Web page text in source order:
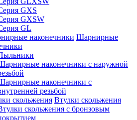
GXS
GXSW
GL
Шарнирные
наконечники с наружной
наконечники с
резьбой
Втулки скольжения
скольжения с бронзовым